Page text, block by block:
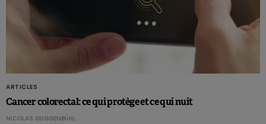
ARTICLES
Cancer colorectal: ce qui protège et ce qui nuit
NICOLAS GUGGENBÜHL